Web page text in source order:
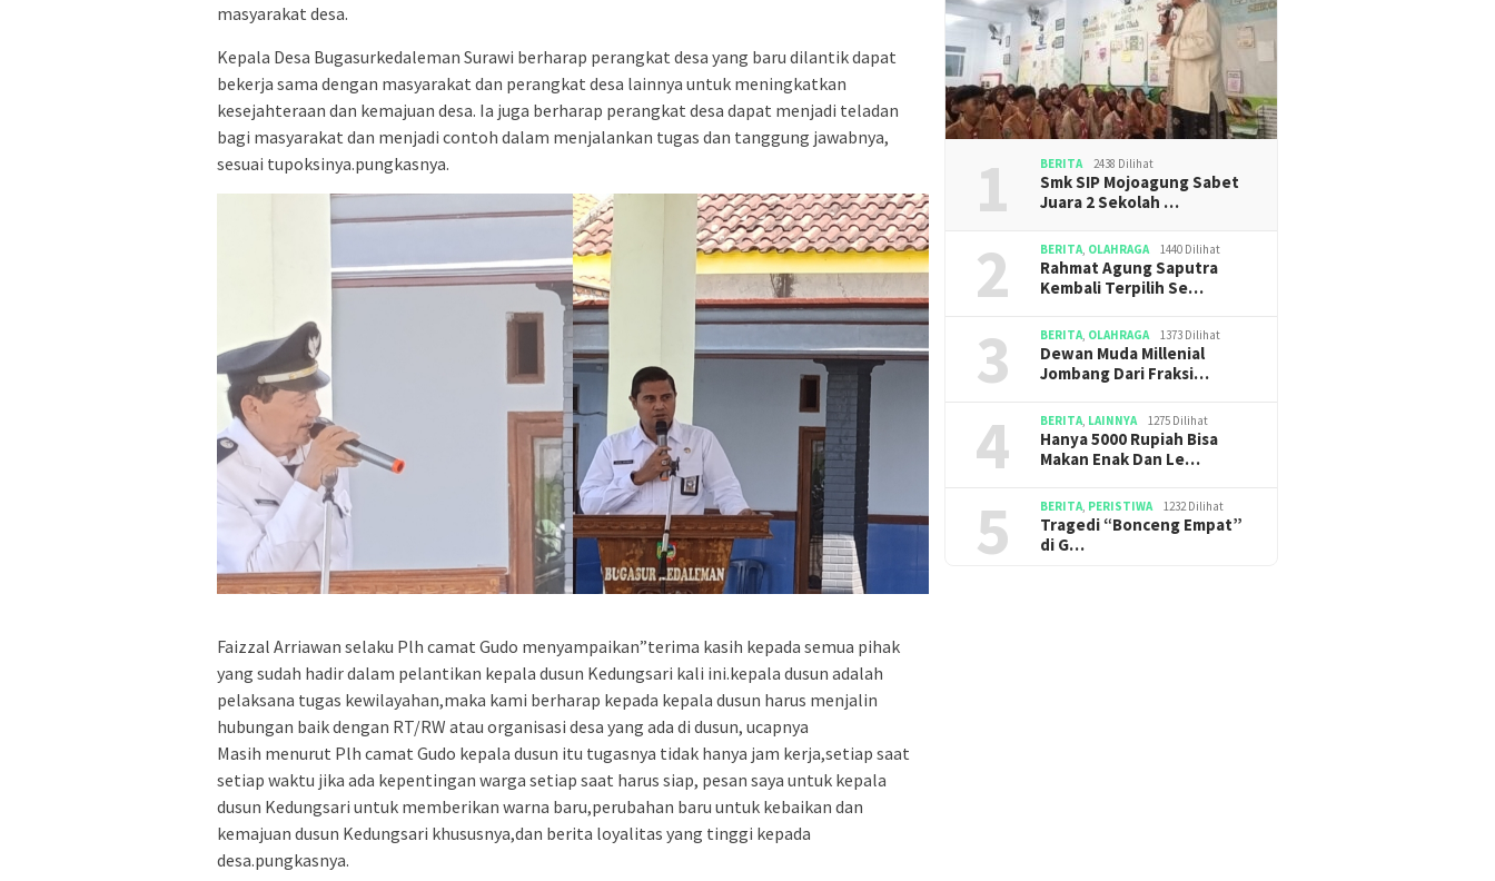
masyarakat desa.
Kepala Desa Bugasurkedaleman Surawi berharap perangkat desa yang baru dilantik dapat
bekerja sama dengan masyarakat dan perangkat desa lainnya untuk meningkatkan
kesejahteraan dan kemajuan desa. Ia juga berharap perangkat desa dapat menjadi teladan
bagi masyarakat dan menjadi contoh dalam menjalankan tugas dan tanggung jawabnya,
sesuai tupoksinya.pungkasnya.
Faizzal Arriawan selaku Plh camat Gudo menyampaikan”terima kasih kepada semua pihak
yang sudah hadir dalam pelantikan kepala dusun Kedungsari kali ini.kepala dusun adalah
pelaksana tugas kewilayahan,maka kami berharap kepada kepala dusun harus menjalin
hubungan baik dengan RT/RW atau organisasi desa yang ada di dusun, ucapnya
Masih menurut Plh camat Gudo kepala dusun itu tugasnya tidak hanya jam kerja,setiap saat
setiap waktu jika ada kepentingan warga setiap saat harus siap, pesan saya untuk kepala
dusun Kedungsari untuk memberikan warna baru,perubahan baru untuk kebaikan dan
kemajuan dusun Kedungsari khususnya,dan berita loyalitas yang tinggi kepada
desa.pungkasnya.
1 BERITA 2438 Dilihat
Smk SIP Mojoagung Sabet
Juara 2 Sekolah …
2 BERITA, OLAHRAGA 1440 Dilihat
Rahmat Agung Saputra
Kembali Terpilih Se…
3 BERITA, OLAHRAGA 1373 Dilihat
Dewan Muda Millenial
Jombang Dari Fraksi…
4 BERITA, LAINNYA 1275 Dilihat
Hanya 5000 Rupiah Bisa
Makan Enak Dan Le…
5 BERITA, PERISTIWA 1232 Dilihat
Tragedi “Bonceng Empat”
di G…